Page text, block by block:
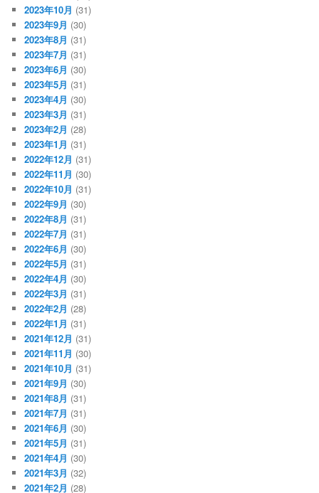
2023年10月 (31)
2023年9月 (30)
2023年8月 (31)
2023年7月 (31)
2023年6月 (30)
2023年5月 (31)
2023年4月 (30)
2023年3月 (31)
2023年2月 (28)
2023年1月 (31)
2022年12月 (31)
2022年11月 (30)
2022年10月 (31)
2022年9月 (30)
2022年8月 (31)
2022年7月 (31)
2022年6月 (30)
2022年5月 (31)
2022年4月 (30)
2022年3月 (31)
2022年2月 (28)
2022年1月 (31)
2021年12月 (31)
2021年11月 (30)
2021年10月 (31)
2021年9月 (30)
2021年8月 (31)
2021年7月 (31)
2021年6月 (30)
2021年5月 (31)
2021年4月 (30)
2021年3月 (32)
2021年2月 (28)